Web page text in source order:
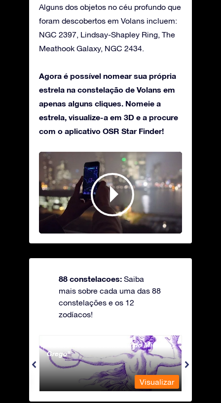
Alguns dos objetos no céu profundo que
foram descobertos em Volans incluem:
NGC 2397, Lindsay-Shapley Ring, The
Meathook Galaxy, NGC 2434.
Agora é possível nomear sua própria
estrela na constelação de Volans em
apenas alguns cliques. Nomeie a
estrela, visualize-a em 3D e a procure
com o aplicativo OSR Star Finder!
88 constelacoes: Saiba
mais sobre cada uma das 88
constelações e os 12
zodíacos!
Andromeda - A Princesa do Mito
Grego
Visualizar